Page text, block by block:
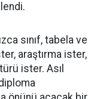
sınıf, tabela ve
araştırma ister,
ister. Asıl